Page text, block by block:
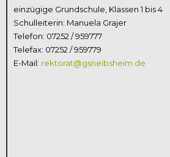
einzügige Grundschule, Klassen 1 bis 4
Schulleiterin: Manuela Grajer
Telefon: 07252 / 959777
Telefax: 07252 / 959779
E-Mail: rektorat@gsneibsheim.de